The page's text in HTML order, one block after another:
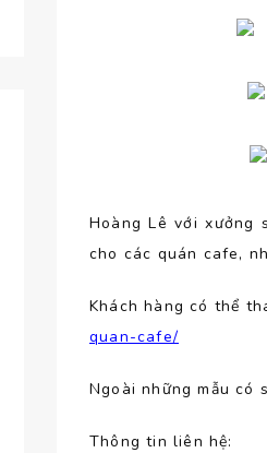
Hoàng Lê với xưởng
cho các quán cafe,
Khách hàng có thể
quan-cafe/
Ngoài những mẫu có
Thông tin liên hệ: